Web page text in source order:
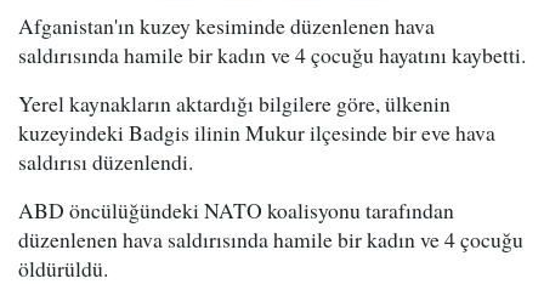
Afganistan'ın kuzey kesiminde düzenlenen hava
saldırısında hamile bir kadın ve 4 çocuğu hayatını kaybetti.
Yerel kaynakların aktardığı bilgilere göre, ülkenin
kuzeyindeki Badgis ilinin Mukur ilçesinde bir eve hava
saldırısı düzenlendi.
ABD öncülüğündeki NATO koalisyonu tarafından
düzenlenen hava saldırısında hamile bir kadın ve 4 çocuğu
öldürüldü.